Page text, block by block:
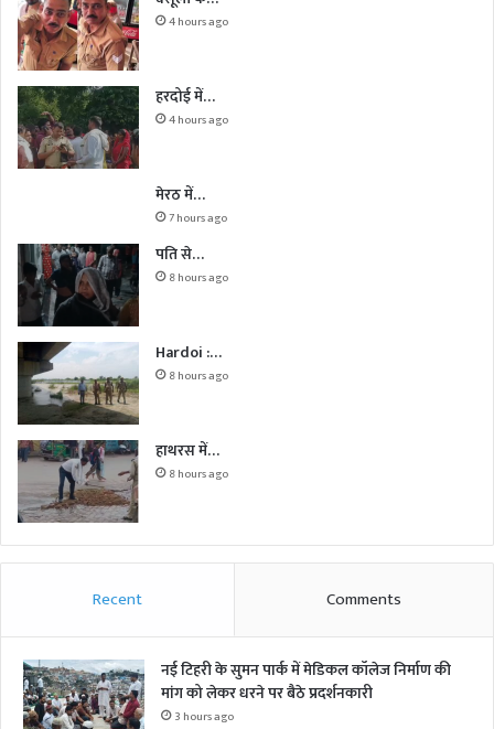
4 hours ago
हरदोई में…
4 hours ago
मेरठ में…
7 hours ago
पति से…
8 hours ago
Hardoi :…
8 hours ago
हाथरस में…
8 hours ago
Recent Comments
नई टिहरी के सुमन पार्क में मेडिकल कॉलेज निर्माण की
मांग को लेकर धरने पर बैठे प्रदर्शनकारी
3 hours ago